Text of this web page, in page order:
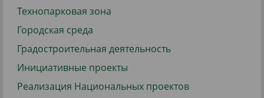
Технопарковая зона
Городская среда
Градостроительная деятельность
Инициативные проекты
Реализация Национальных проектов